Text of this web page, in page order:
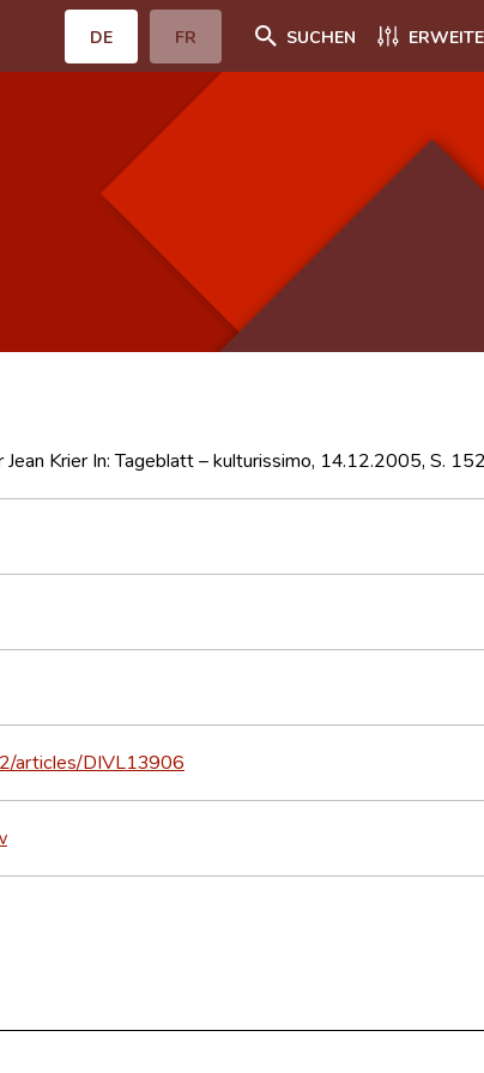
DE FR SUCHEN
Krier In: Tageblatt – kulturissimo, 14.12.2005, S.
articles/DIVL13906